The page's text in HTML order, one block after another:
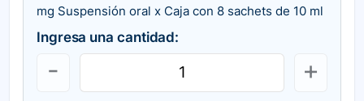
mg Suspensión oral x Caja con 8 sachets de 10 ml
Ingresa una cantidad: